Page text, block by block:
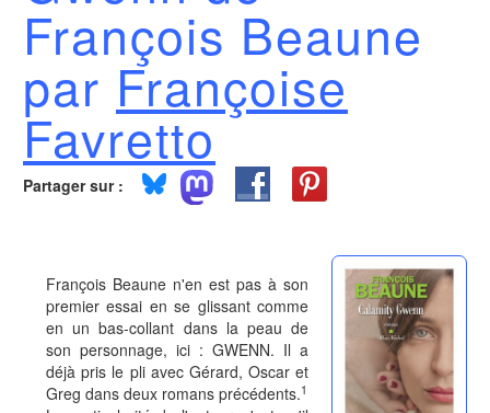
François Beaune
par Françoise
Favretto
Partager sur :
François Beaune n'en est pas à son
premier essai en se glissant comme
en un bas-collant dans la peau de
son personnage, ici : GWENN. Il a
déjà pris le pli avec Gérard, Oscar et
Greg dans deux romans précédents.1